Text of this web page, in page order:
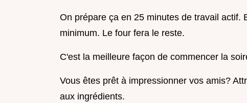
On prépare ça en 25 minutes de travail actif.
minimum. Le four fera le reste.
C'est la meilleure façon de commencer la
Vous êtes prêt à impressionner vos amis?
aux ingrédients.